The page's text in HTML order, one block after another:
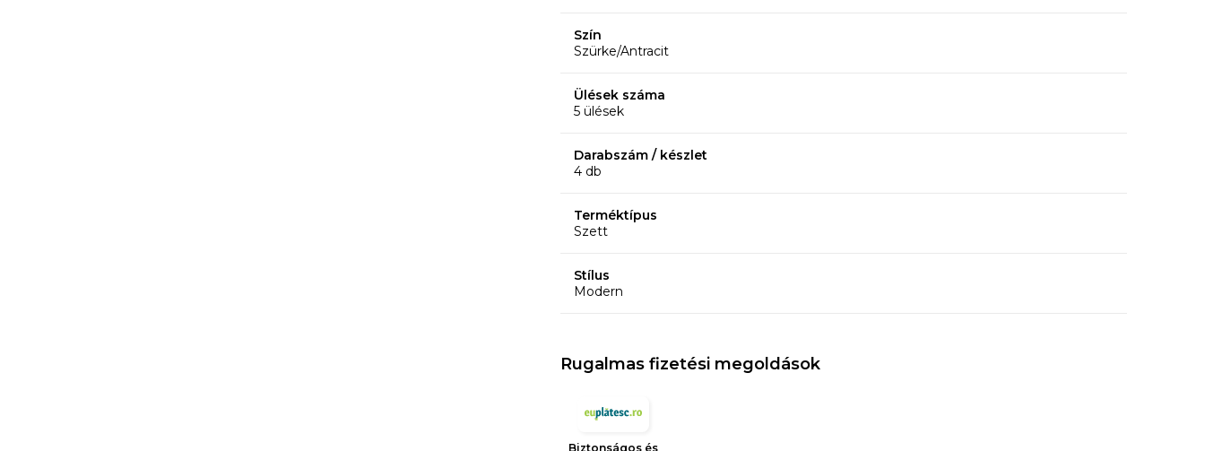
Szín
Szürke/Antracit
Ülések száma
5 ülések
Darabszám / készlet
4 db
Terméktípus
Szett
Stílus
Modern
Rugalmas fizetési megoldások
Biztonságos és